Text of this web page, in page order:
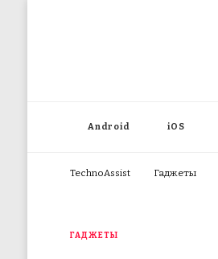
Android iOS
TechnoAssist Гаджеты
ГАДЖЕТЫ